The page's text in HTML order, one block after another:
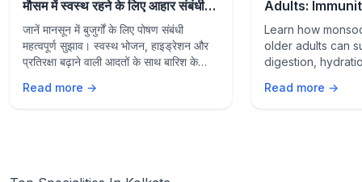
मौसम में स्वस्थ रहने के लिए आहार संबंधी
सुझाव
जानें मानसून में बुजुर्गों के लिए पोषण संबंधी
महत्वपूर्ण सुझाव। स्वस्थ भोजन, हाइड्रेशन और
प्रतिरक्षा बढ़ाने वाली आदतों के साथ बारिश के
Read more →
Adults:
and Healthy
Learn how
older adults can
digestion,
lifestyle habits
Read more →